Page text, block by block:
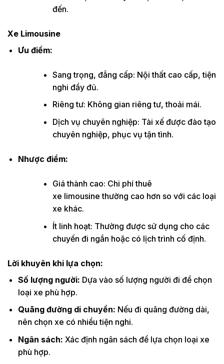
đến.
Xe Limousine
Ưu điểm:
Sang trọng, đẳng cấp: Nội thất cao cấp, tiện
nghi đầy đủ.
Riêng tư: Không gian riêng tư, thoải mái.
Dịch vụ chuyên nghiệp: Tài xế được đào tạo
chuyên nghiệp, phục vụ tận tình.
Nhược điểm:
Giá thành cao: Chi phí thuê
xe limousine thường cao hơn so với các loại
xe khác.
Ít linh hoạt: Thường được sử dụng cho các
chuyến đi ngắn hoặc có lịch trình cố định.
Lời khuyên khi lựa chọn:
Số lượng người: Dựa vào số lượng người đi để chọn
loại xe phù hợp.
Quãng đường di chuyển: Nếu đi quãng đường dài,
nên chọn xe có nhiều tiện nghi.
Ngân sách: Xác định ngân sách để lựa chọn loại xe
phù hợp.